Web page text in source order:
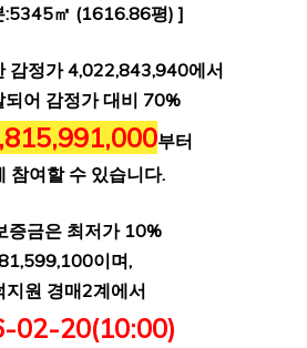
:5345㎡ (1616.86평) ]
감정가 4,022,843,940에서
되어 감정가 대비 70%
부터
참여할 수 있습니다.
증금은 최저가 10%
이며,
지원 경매2계에서
02-20(10:00)